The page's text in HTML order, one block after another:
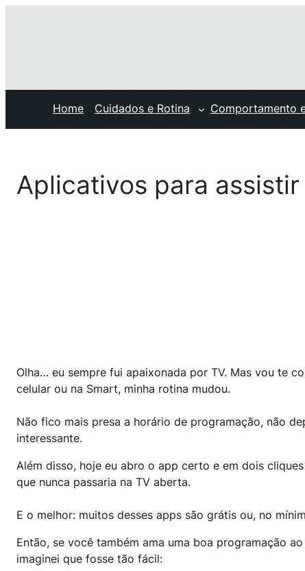
Home Cuidados e Rotina Comportamento
Aplicativos para assistir
Olha… eu sempre fui apaixonada por TV. Mas vou te
celular ou na Smart, minha rotina mudou.
Não fico mais presa a horário de programação, não
interessante.
Além disso, hoje eu abro o app certo e em dois
que nunca passaria na TV aberta.
E o melhor: muitos desses apps são grátis ou, no
Então, se você também ama uma boa programação
imaginei que fosse tão fácil: